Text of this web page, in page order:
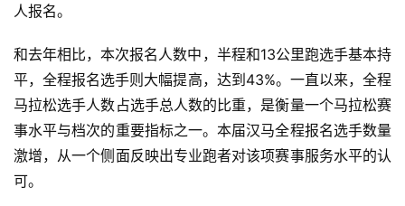
比
赛
观
察
人报名。
和去年相比，本次报名人数中，半程和13公里跑选手基本持
平，全程报名选手则大幅提高，达到43%。一直以来，全程
马拉松选手人数占选手总人数的比重，是衡量一个马拉松赛
事水平与档次的重要指标之一。本届汉马全程报名选手数量
激增，从一个侧面反映出专业跑者对该项赛事服务水平的认
可。